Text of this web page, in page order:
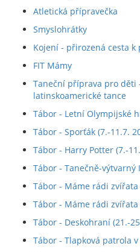
Atletická přípravečka
Smyslohrátky
Kojení - přirozená cesta k
FIT Mámy
Taneční příprava pro děti
latinskoamerické tance
Tábor - Letní Olympijské
Tábor - Sporťák (7.-11.7.
Tábor - Harry Potter (7.-
Tábor - Tanečně-výtvarný
Tábor - Máme rádi zvířata
Tábor - Máme rádi zvířata
Tábor - Deskohraní (21.-
Tábor - Tlapková patrola